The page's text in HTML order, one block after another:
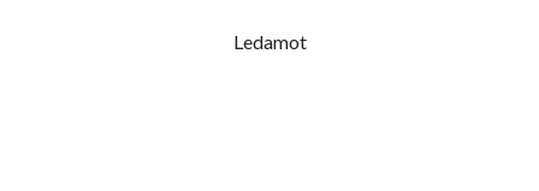
Ledamot